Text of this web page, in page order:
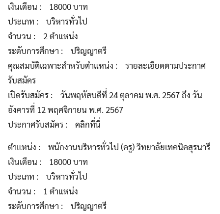
เงินเดือน : 18000 บาท
ประเภท : บริหารทั่วไป
จำนวน : 2 ตำแหน่ง
ระดับการศึกษา : ปริญญาตรี
คุณสมบัติเฉพาะสำหรับตำแหน่ง : รายละเอียดตามประกาศ
รับสมัคร
เปิดรับสมัคร : วันพฤหัสบดีที่ 24 ตุลาคม พ.ศ. 2567 ถึง วัน
อังคารที่ 12 พฤศจิกายน พ.ศ. 2567
ประกาศรับสมัคร : คลิกที่นี่
ตำแหน่ง : พนักงานบริหารทั่วไป (ครู) วิทยาลัยเทคนิคสุรนารี
เงินเดือน : 18000 บาท
ประเภท : บริหารทั่วไป
จำนวน : 1 ตำแหน่ง
ระดับการศึกษา : ปริญญาตรี